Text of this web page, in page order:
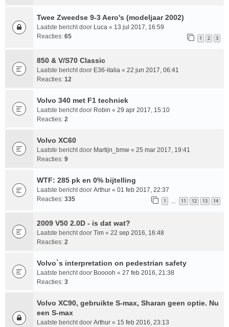
Twee Zweedse 9-3 Aero's (modeljaar 2002)
Laatste bericht door Luca « 13 jul 2017, 16:59
Reacties: 65 1 2 3
850 & V/S70 Classic
Laatste bericht door E36-italia « 22 jun 2017, 06:41
Reacties: 12
Volvo 340 met F1 techniek
Laatste bericht door Robin « 29 apr 2017, 15:10
Reacties: 2
Volvo XC60
Laatste bericht door Martijn_bmw « 25 mar 2017, 19:41
Reacties: 9
WTF: 285 pk en 0% bijtelling
Laatste bericht door Arthur « 01 feb 2017, 22:37
Reacties: 335 1 11 12 13 14
2009 V50 2.0D - is dat wat?
Laatste bericht door Tim « 22 sep 2016, 16:48
Reacties: 2
Volvo`s interpretation on pedestrian safety
Laatste bericht door Booooh « 27 feb 2016, 21:38
Reacties: 3
Volvo XC90, gebruikte S-max, Sharan geen optie. Nu
een S-max
Laatste bericht door Arthur « 15 feb 2016, 23:13